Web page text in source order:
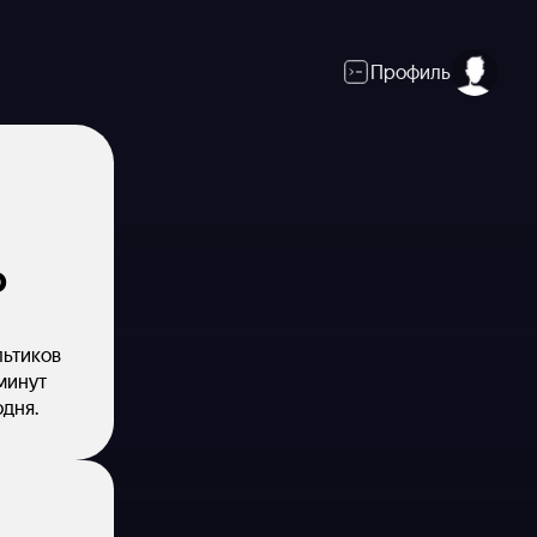
Профиль